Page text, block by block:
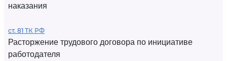
наказания
ст. 81 ТК РФ
Расторжение трудового договора по инициативе
работодателя